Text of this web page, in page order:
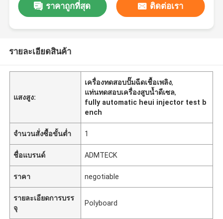
ราคาถูกที่สุด ติดต่อเรา
รายละเอียดสินค้า
แสงสูง:
เครื่องทดสอบปั๊มฉีดเชื้อเพลิง,
แท่นทดสอบเครื่องสูบน้ำดีเซล,
fully automatic heui injector test b
ench
จำนวนสั่งซื้อขั้นต่ำ 1
ชื่อแบรนด์ ADMTECK
ราคา negotiable
รายละเอียดการบรร
จุ
Polyboard